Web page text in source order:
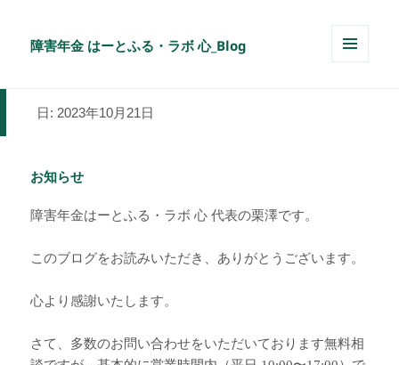
障害年金 はーとふる・ラボ 心_Blog
日: 2023年10月21日
お知らせ
障害年金はーとふる・ラボ 心 代表の栗澤です。
このブログをお読みいただき、ありがとうございます。
心より感謝いたします。
さて、多数のお問い合わせをいただいております無料相